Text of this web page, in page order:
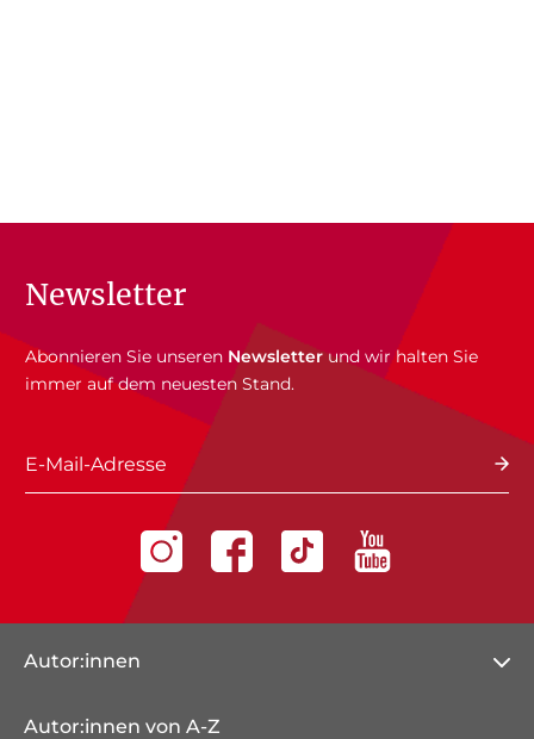
Newsletter
Abonnieren Sie unseren Newsletterund wir halten Sie
immer auf dem neuesten Stand.
E-Mail-Adresse
Autor:innen
Autor:innen von A-Z